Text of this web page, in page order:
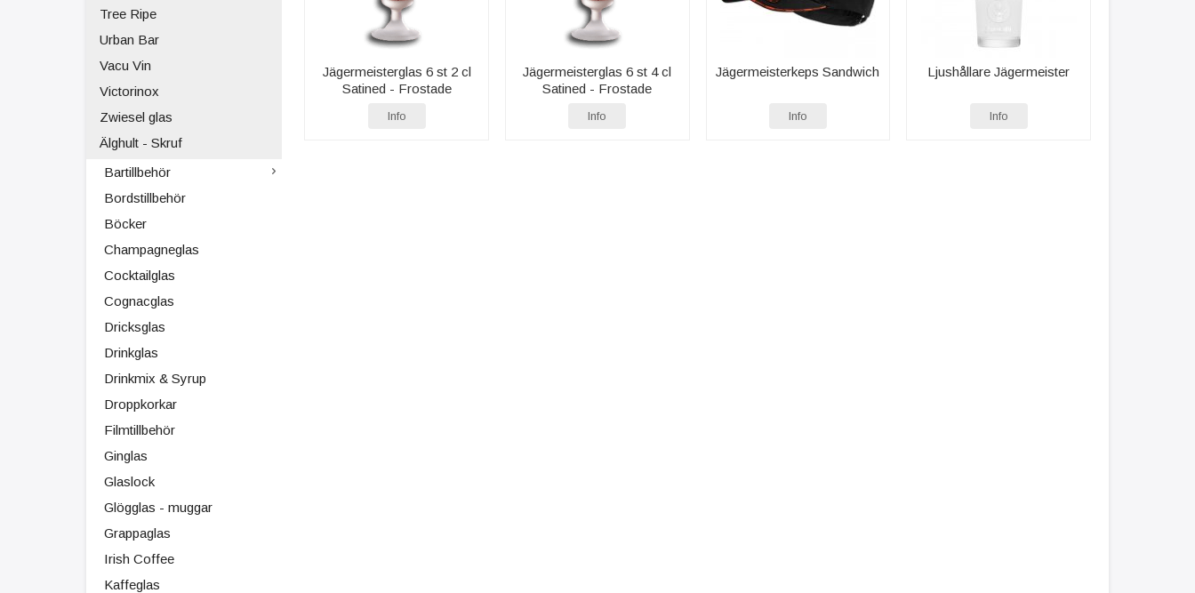
Tree Ripe
Urban Bar
Vacu Vin
Victorinox
Zwiesel glas
Älghult - Skruf
Bartillbehör
Bordstillbehör
Böcker
Champagneglas
Cocktailglas
Cognacglas
Dricksglas
Drinkglas
Drinkmix & Syrup
Droppkorkar
Filmtillbehör
Ginglas
Glaslock
Glögglas - muggar
Grappaglas
Irish Coffee
Kaffeglas
Jägermeisterglas 6 st 2 cl
Satined - Frostade
Info
Jägermeisterglas 6 st 4 cl
Satined - Frostade
Info
Jägermeisterkeps Sandwich
Info
Ljushållare Jägermeister
Info